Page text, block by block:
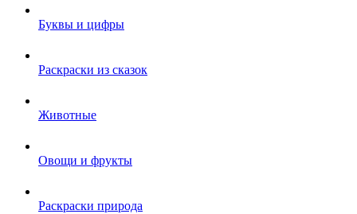
Буквы и цифры
Раскраски из сказок
Животные
Овощи и фрукты
Раскраски природа